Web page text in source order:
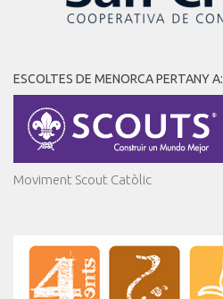
ESCOLTES DE MENORCA PERTANY A:
Moviment Scout Catòlic